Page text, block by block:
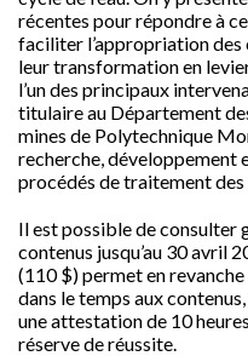
récentes pour répondre à
faciliter l’appropriation des
leur transformation en
l’un des principaux
titulaire au Département
mines de Polytechnique
recherche, développement
procédés de traitement des
Il est possible de consulter
contenus jusqu’au 30 avril
(110 $) permet en
dans le temps aux
une attestation de 10
réserve de réussite.